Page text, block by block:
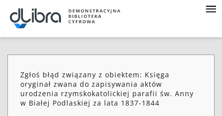
Zgłoś błąd związany z obiektem: Księga
oryginał zwana do zapisywania aktów
urodzenia rzymskokatolickiej parafii św. Anny
w Białej Podlaskiej za lata 1837-1844